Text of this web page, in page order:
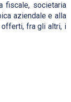
fiscale, societaria
aziendale e alla
offerti, fra gli altri, i